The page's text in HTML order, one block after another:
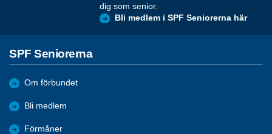
dig som senior.
Bli medlem i SPF Seniorerna här
SPF Seniorerna
Om förbundet
Bli medlem
Förmåner